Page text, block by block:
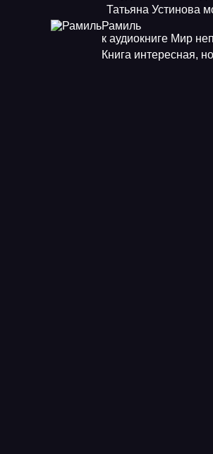
Татьяна Устинова
Рамиль
к аудиокниге Мир
Книга интересная,